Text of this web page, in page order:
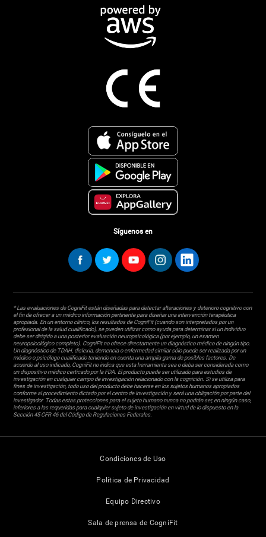
Síguenos en
* Las evaluaciones de CogniFit están diseñadas para detectar alteraciones y deterioro cognitivo con
el fin de ofrecer a un médico información pertinente para diseñar una intervención terapéutica
apropiada. En un entorno clínico, los resultados de CogniFit (cuando son interpretados por un
profesional de la salud cualificado), se pueden utilizar como ayuda para determinar si un individuo
debe ser dirigido a una posterior evaluación neuropsicológica (por ejemplo, un examen
neuropsicológico completo). CogniFit no ofrece directamente un diagnóstico médico de ningún tipo.
Un diagnóstico de TDAH, dislexia, demencia o enfermedad similar sólo puede ser realizada por un
médico o psicólogo cualificado teniendo en cuenta una amplia gama de posibles factores. De
acuerdo al uso indicado, CogniFit no indica que esta herramienta sea o deba ser considerada como
un dispositivo médico certicado por la FDA. El producto puede ser utilizado para estudios de
investigación en cualquier campo de investigación relacionado con la cognición. Si se utiliza para
fines de investigación, todo uso del producto debe hacerse en los sujetos humanos apropiados
conforme al procedimiento dictado por el centro de investigación y será una obligación por parte del
investigador. Todas estas protecciones para el sujeto humano nunca no podrán ser, en ningún caso,
inferiores a las requeridas para cualquier sujeto de investigación en virtud de lo dispuesto en la
Sección 45 CFR 46 del Código de Regulaciones Federales.
Condiciones de Uso
Política de Privacidad
Equipo Directivo
Sala de prensa de CogniFit